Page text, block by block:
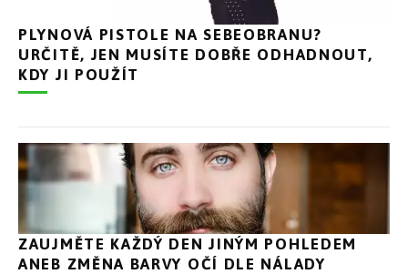
PLYNOVÁ PISTOLE NA SEBEOBRANU?
URČITĚ, JEN MUSÍTE DOBŘE ODHADNOUT,
KDY JI POUŽÍT
ZAUJMĚTE KAŽDÝ DEN JINÝM POHLEDEM
ANEB ZMĚNA BARVY OČÍ DLE NÁLADY